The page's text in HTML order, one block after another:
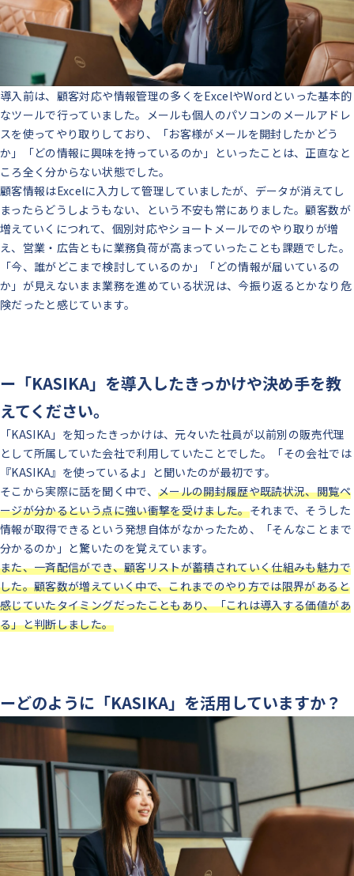
導入前は、顧客対応や情報管理の多くをExcelやWordといった基本的
なツールで行っていました。メールも個人のパソコンのメールアドレ
スを使ってやり取りしており、「お客様がメールを開封したかどう
か」「どの情報に興味を持っているのか」といったことは、正直なと
ころ全く分からない状態でした。
顧客情報はExcelに入力して管理していましたが、データが消えてし
まったらどうしようもない、という不安も常にありました。顧客数が
増えていくにつれて、個別対応やショートメールでのやり取りが増
え、営業・広告ともに業務負荷が高まっていったことも課題でした。
「今、誰がどこまで検討しているのか」「どの情報が届いているの
か」が見えないまま業務を進めている状況は、今振り返るとかなり危
険だったと感じています。
ー「KASIKA」を導入したきっかけや決め手を教
えてください。
「KASIKA」を知ったきっかけは、元々いた社員が以前別の販売代理
として所属していた会社で利用していたことでした。「その会社では
『KASIKA』を使っているよ」と聞いたのが最初です。
そこから実際に話を聞く中で、 メールの開封履歴や既読状況、閲覧ペ
ージが分かるという点に強い衝撃を受けました。それまで、そうした
情報が取得できるという発想自体がなかったため、「そんなことまで
分かるのか」と驚いたのを覚えています。
また、一斉配信ができ、顧客リストが蓄積されていく仕組みも魅力で
した。顧客数が増えていく中で、これまでのやり方では限界があると
感じていたタイミングだったこともあり、「これは導入する価値があ
る」と判断しました。
ーどのように「KASIKA」を活用していますか？